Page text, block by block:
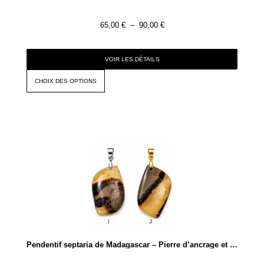
65,00 € – 90,00 €
VOIR LES DÉTAILS
CHOIX DES OPTIONS
Pendentif septaria de Madagascar – Pierre d’ancrage et de confiance